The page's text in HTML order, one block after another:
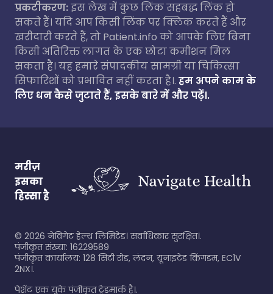
प्रकटीकरण:इस लेख में कुछ लिंक सहबद्ध लिंक हो
सकते हैं। यदि आप किसी लिंक पर क्लिक करते हैं और
खरीदारी करते हैं, तो Patient.info को आपके लिए बिना
किसी अतिरिक्त लागत के एक छोटा कमीशन मिल
सकता है। यह हमारे संपादकीय सामग्री या चिकित्सा
सिफारिशों को प्रभावित नहीं करता है।. हम अपने काम के
लिए धन कैसे जुटाते हैं, इसके बारे में और पढ़ें।.
मरीज़
इसका
हिस्सा है
© 2026 नेविगेट हेल्थ लिमिटेड। सर्वाधिकार सुरक्षित।.
पंजीकृत संख्या: 16229589
पंजीकृत कार्यालय: 128 सिटी रोड, लंदन, यूनाइटेड किंगडम, EC1V
2NX।.
पेशेंट एक यूके पंजीकृत ट्रेडमार्क है।.